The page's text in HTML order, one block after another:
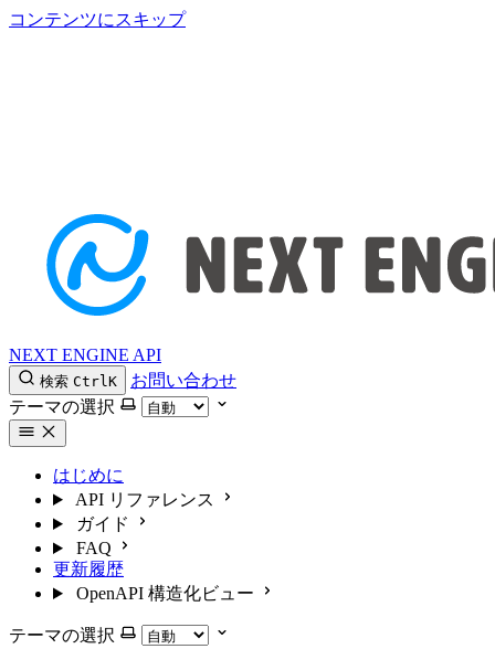
コンテンツにスキップ
NEXT ENGINE API
検索 CtrlK
お問い合わせ
テーマの選択
はじめに
API リファレンス
ガイド
FAQ
更新履歴
OpenAPI 構造化ビュー
テーマの選択